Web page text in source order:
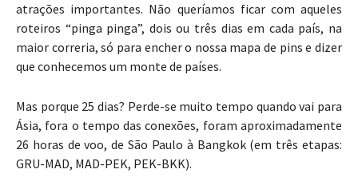
atrações importantes. Não queríamos ficar com aqueles
roteiros “pinga pinga”, dois ou três dias em cada país, na
maior correria, só para encher o nossa mapa de pins e dizer
que conhecemos um monte de países.
Mas porque 25 dias? Perde-se muito tempo quando vai para
Ásia, fora o tempo das conexões, foram aproximadamente
26 horas de voo, de São Paulo à Bangkok (em três etapas:
GRU-MAD, MAD-PEK, PEK-BKK).